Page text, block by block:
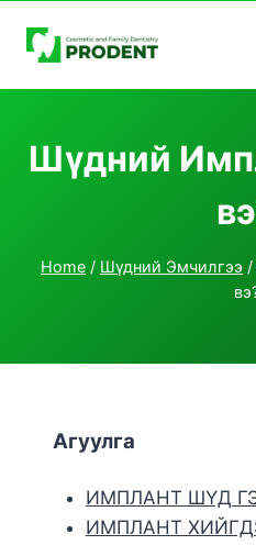
Шүдний
Home / Шүдний Эмчилгээ /
Агуулга
ИМПЛАНТ ШҮД
ИМПЛАНТ